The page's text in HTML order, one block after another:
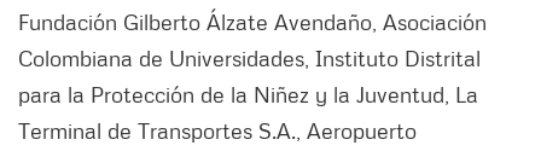
Fundación Gilberto Álzate Avendaño, Asociación
Colombiana de Universidades, Instituto Distrital
para la Protección de la Niñez y la Juventud, La
Terminal de Transportes S.A., Aeropuerto